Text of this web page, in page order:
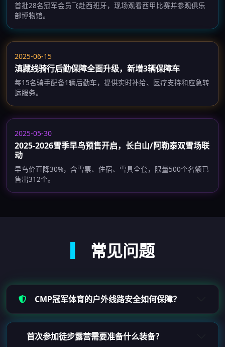
首批28名冠军会员飞赴西班牙，现场观看西甲比赛并参观俱乐
部博物馆。
2025-06-15
滇藏线骑行后勤保障全面升级，新增3辆保障车
每15名骑手配备1辆后勤车，提供实时补给、医疗支持和应急转
运服务。
2025-05-30
2025-2026雪季早鸟预售开启，长白山/阿勒泰双雪场联
动
早鸟价直降30%，含雪票、住宿、雪具全套，限量500个名额已
售出312个。
常见问题
CMP冠军体育的户外线路安全如何保障？
首次参加徒步露营需要准备什么装备？